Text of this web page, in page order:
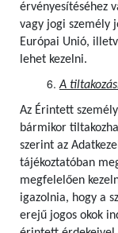
érvényesítéséhez
vagy jogi személy
Európai Unió,
lehet kezelni.
A
Az Érintett
bármikor
szerint az
tájékoztatóban
megfelelően
igazolnia, hogy a
erejű jogos okok